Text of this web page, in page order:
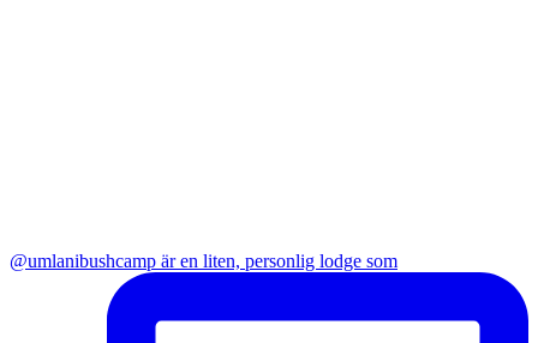
@umlanibushcamp är en liten, personlig lodge som